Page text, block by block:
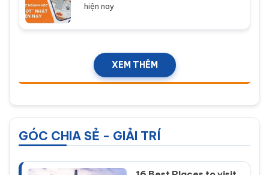
hiện nay
XEM THÊM
GÓC CHIA SẺ - GIẢI TRÍ